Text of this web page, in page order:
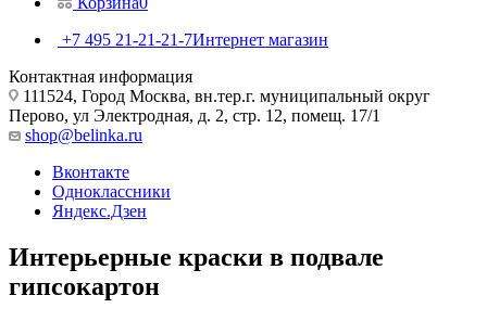
+7 495 21-21-21-7Интернет магазин
Контактная информация
111524, Город Москва, вн.тер.г. муниципальный округ
Перово, ул Электродная, д. 2, стр. 12, помещ. 17/1
shop@belinka.ru
Вконтакте
Одноклассники
Яндекс.Дзен
Интерьерные краски в подвале
гипсокартон